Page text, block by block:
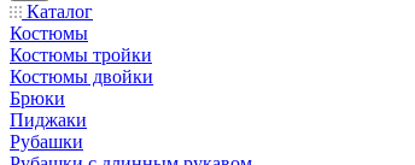
Каталог
Костюмы
Костюмы тройки
Костюмы двойки
Брюки
Пиджаки
Рубашки